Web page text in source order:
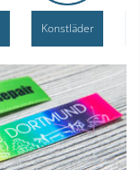
Konstläder